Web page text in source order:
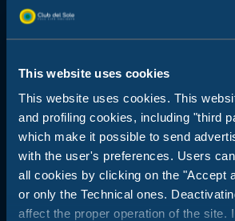
This website uses cookies
This website uses cookies. This
and profiling cookies, including "third
which make it possible to send
with the user's preferences. Users
all cookies by clicking on the "Accept
or only the Technical ones.
affect the proper operation of the site.
Welche Art von
wünschen Sie sich?
Lassen Sie sich inspirieren: Der
Urlaub wartet auf Sie!